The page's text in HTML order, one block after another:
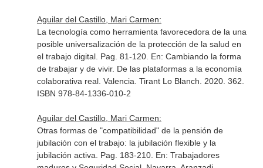
Aguilar del Castillo, Mari Carmen:
La tecnología como herramienta favorecedora de la una
posible universalización de la protección de la salud en
el trabajo digital. Pag. 81-120. En: Cambiando la forma
de trabajar y de vivir. De las plataformas a la economía
colaborativa real. Valencia. Tirant Lo Blanch. 2020. 362.
ISBN 978-84-1336-010-2
Aguilar del Castillo, Mari Carmen:
Otras formas de "compatibilidad" de la pensión de
jubilación con el trabajo: la jubilación flexible y la
jubilación activa. Pag. 183-210. En: Trabajadores